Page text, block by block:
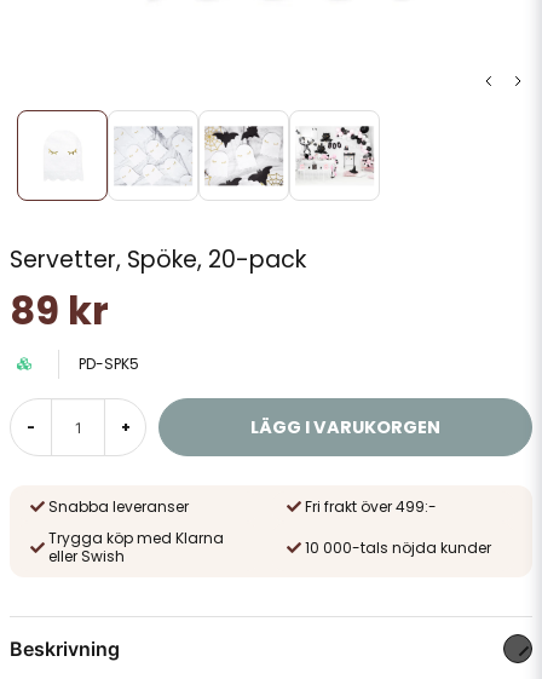
Servetter, Spöke, 20-pack
89 kr
PD-SPK5
- + LÄGG I VARUKORGEN
Snabba leveranser
Fri frakt över 499:-
Trygga köp med Klarna
eller Swish
10 000-tals nöjda kunder
Beskrivning